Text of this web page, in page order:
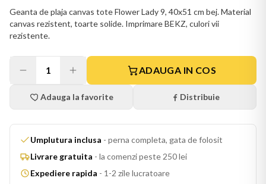
Geanta de plaja canvas tote Flower Lady 9, 40x51 cm bej. Material
canvas rezistent, toarte solide. Imprimare BEKZ, culori vii
rezistente.
1 ADAUGA IN COS
Adauga la favorite Distribuie
Umplutura inclusa - perna completa, gata de folosit
Livrare gratuita - la comenzi peste 250 lei
Expediere rapida - 1-2 zile lucratoare